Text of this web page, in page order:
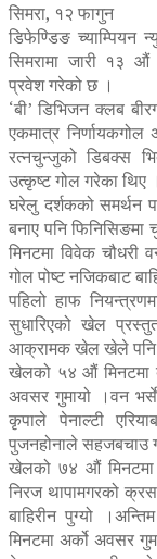
सिमरा, १२ फागुन
डिफेण्डिङ च्याम्पियन
सिमरामा जारी १३ औं
प्रवेश गरेको छ ।
‘बी’ डिभिजन क्लब
एकमात्र
रत्नचुन्जुको डिबक्स
उत्कृष्ट गोल गरेका थिए ।
घरेलु दर्शकको समर्थन
बनाए पनि फिनिसिङमा
मिनटमा विवेक चौधरी
गोल पोष्ट नजिकबाट
पहिलो हाफ
सुधारिएको खेल
आक्रामक खेल खेले पनि
खेलको ५४ औं मिनटमा
अवसर गुमायो ।वन
कृपाले पेनाल्टी
पुजनहोनाले सहजबचाउ
खेलको ७४ औं मिनटमा
निरज थापामगरको
बाहिरीन पुग्यो
मिनटमा अर्को अवसर